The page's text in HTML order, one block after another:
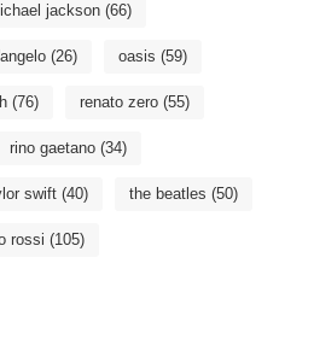
jackson(66)
(26) oasis (59)
(76) renato zero(55)
rino gaetano(34)
swift(40) the beatles (50)
rossi (105)